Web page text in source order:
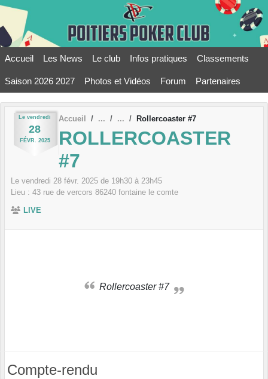
Accueil Les News Le club Infos pratiques Classements
Saison 2026 2027 Photos et Vidéos Forum Partenaires
Le vendredi
28
FÉVR. 2025
Accueil Rollercoaster #7
ROLLERCOASTER
#7
Le vendredi 28 févr. 2025 de 19h30 à 23h45
Lieu : 43 rue de vercors 86240 fontaine le comte
LIVE
Rollercoaster #7
Compte-rendu
Panneau de gestion des cookies